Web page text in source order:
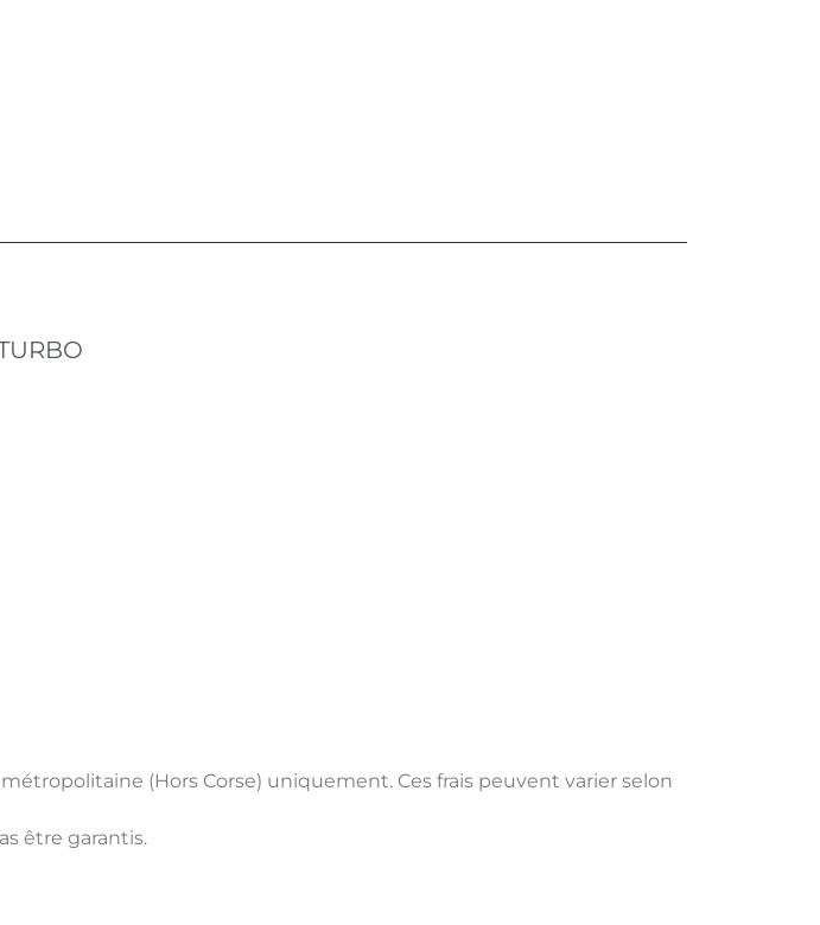
(Hors Corse) uniquement. Ces frais peuvent varier selon
être garantis.